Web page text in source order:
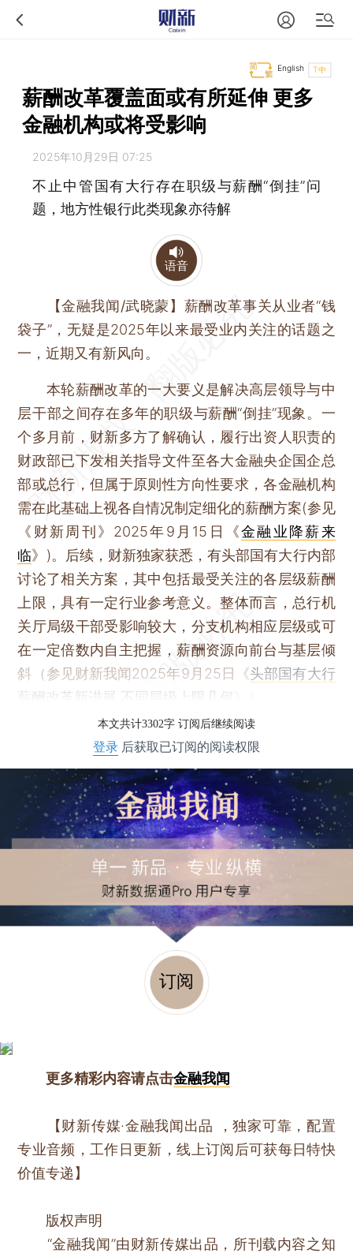
T中
English
薪酬改革覆盖面或有所延伸 更多
金融机构或将受影响
2025年10月29日 07:25
不止中管国有大行存在职级与薪酬“倒挂”问
题，地方性银行此类现象亦待解
语音
【金融我闻/武晓蒙】 薪酬改革事关从业者“钱
袋子”，无疑是2025年以来最受业内关注的话题之
一，近期又有新风向。
本轮薪酬改革的一大要义是解决高层领导与中
层干部之间存在多年的职级与薪酬“倒挂”现象。一
个多月前，财新多方了解确认，履行出资人职责的
财政部已下发相关指导文件至各大金融央企国企总
部或总行，但属于原则性方向性要求，各金融机构
需在此基础上视各自情况制定细化的薪酬方案(参见
《财新周刊》2025年9月15日《金融业降薪来
临》)。后续，财新独家获悉，有头部国有大行内部
讨论了相关方案，其中包括最受关注的各层级薪酬
上限，具有一定行业参考意义。整体而言，总行机
关厅局级干部受影响较大，分支机构相应层级或可
在一定倍数内自主把握，薪酬资源向前台与基层倾
斜（参见财新我闻2025年9月25日《头部国有大行
薪酬改革新进展 不同层级上限几何
本文共计3302字 订阅后继续阅读
登录 后获取已订阅的阅读权限
订阅
更多精彩内容请点击金融我闻
【财新传媒·金融我闻出品 ，独家可靠，配置
专业音频，工作日更新，线上订阅后可获每日特快
价值专递】
版权声明
“金融我闻”由财新传媒出品，所刊载内容之知